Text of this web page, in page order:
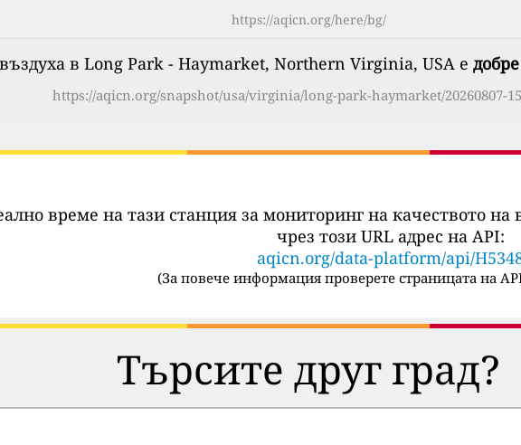
https://aqicn.org/here/bg/
в Long Park - Haymarket, Northern Virginia, USA е добре
https://aqicn.org/snapshot/usa/virginia/long-park-haymarket/20260807-
време на тази станция за мониторинг на качеството
чрез този URL адрес на API:
aqicn.org/data-platform/api/
(За повече информация проверете страницата на
Търсите друг град?